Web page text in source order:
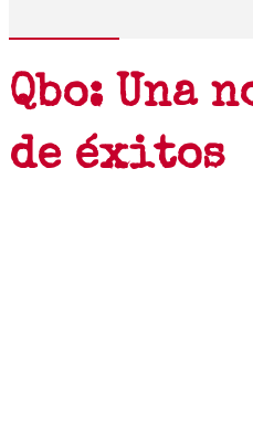
Qbo: Una
de éxitos